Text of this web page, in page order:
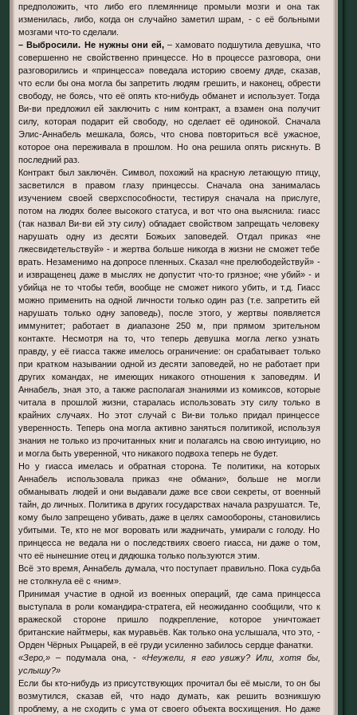
предположить, что либо его племяннице промыли мозги и она так
изменилась, либо, когда он случайно заметил шрам, - с её больными
мозгами что-то сделали.
– Выбросили. Не нужны они ей,– хамовато подшутила девушка, что
совершенно не свойственно принцессе. Но в процессе разговора, они
разговорились и «принцесса» поведала историю своему дяде, сказав,
что если бы она могла бы запретить людям грешить, и наконец, обрести
свободу, не боясь, что её опять кто-нибудь обманет и использует. Тогда
Ви-ви предложил ей заключить с ним контракт, а взамен она получит
силу, которая подарит ей свободу, но сделает её одинокой. Сначала
Элис-Аннабель мешкала, боясь, что снова повториться всё ужасное,
которое она переживала в прошлом. Но она решила опять рискнуть. В
последний раз.
Контракт был заключён. Символ, похожий на красную летающую птицу,
засветился в правом глазу принцессы. Сначала она занималась
изучением своей сверхспособности, тестируя сначала на прислуге,
потом на людях более высокого статуса, и вот что она выяснила: гиасс
(так назвал Ви-ви ей эту силу) обладает свойством запрещать человеку
нарушать одну из десяти Божьих заповедей. Отдал приказ «не
лжесвидетельствуй» - и жертва больше никогда в жизни не сможет тебе
врать. Незаменимо на допросе пленных. Сказал «не прелюбодействуй» -
и извращенец даже в мыслях не допустит что-то грязное; «не убий» - и
убийца не то чтобы тебя, вообще не сможет никого убить, и т.д. Гиасс
можно применить на одной личности только один раз (т.е. запретить ей
нарушать только одну заповедь), после этого, у жертвы появляется
иммунитет; работает в диапазоне 250 м, при прямом зрительном
контакте. Несмотря на то, что теперь девушка могла легко узнать
правду, у её гиасса также имелось ограничение: он срабатывает только
при кратком назывании одной из десяти заповедей, но не работает при
других командах, не имеющих никакого отношения к заповедям. И
Аннабель, зная это, а также располагая знаниями из комиксов, которые
читала в прошлой жизни, старалась использовать эту силу только в
крайних случаях. Но этот случай с Ви-ви только придал принцессе
уверенность. Теперь она могла активно заняться политикой, используя
знания не только из прочитанных книг и полагаясь на свою интуицию, но
и могла быть уверенной, что никакого подвоха теперь не будет.
Но у гиасса имелась и обратная сторона. Те политики, на которых
Аннабель использовала приказ «не обмани», больше не могли
обманывать людей и они выдавали даже все свои секреты, от военный
тайн, до личных. Политика в других государствах начала разрушатся. Те,
кому было запрещено убивать, даже в целях самообороны, становились
убитыми. Те, кто не мог воровать или жадничать, умирали с голоду. Но
принцесса не ведала ни о последствиях своего гиасса, ни даже о том,
что её нынешние отец и дядюшка только пользуются этим.
Всё это время, Аннабель думала, что поступает правильно. Пока судьба
не столкнула её с «ним».
Принимая участие в одной из военных операций, где сама принцесса
выступала в роли командира-стратега, ей неожиданно сообщили, что к
вражеской стороне пришло подкрепление, которое уничтожает
британские найтмеры, как муравьёв. Как только она услышала, что это, -
Орден Чёрных Рыцарей, в её груди усиленно забилось сердце фанатки.
«Зеро,» – подумала она, -«Неужели, я его увижу? Или, хотя бы,
услышу?»
Если бы кто-нибудь из присутствующих прочитал бы её мысли, то он бы
возмутился, сказав ей, что надо думать, как решить возникшую
проблему, а не сходить с ума от своего объекта восхищения. Но даже